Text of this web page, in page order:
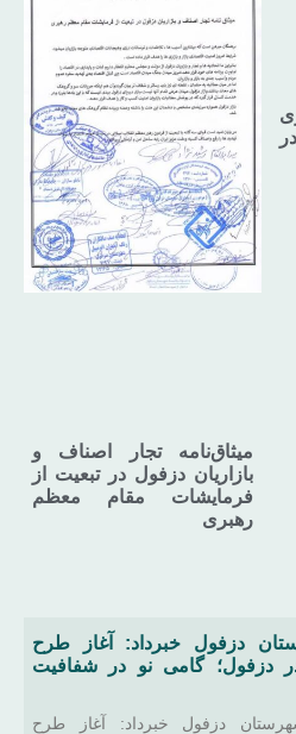
میثاق‌نامه تجار اصناف و
بازاریان دزفول در تبعیت از
فرمایشات مقام معظم
رهبری
دزفول خبرداد: آغاز طرح
دزفول؛ گامی نو در شفافیت
دزفول خبرداد: آغاز طرح